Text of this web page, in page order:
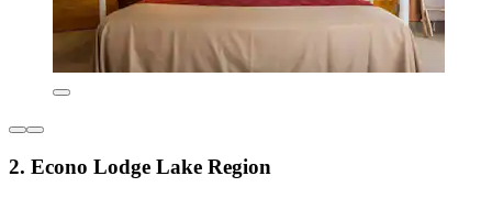
2. Econo Lodge Lake Region